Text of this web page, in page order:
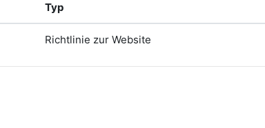
Typ
Richtlinie zur Website